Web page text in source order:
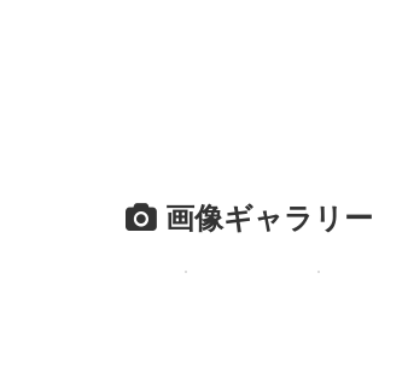
画像ギャラリー